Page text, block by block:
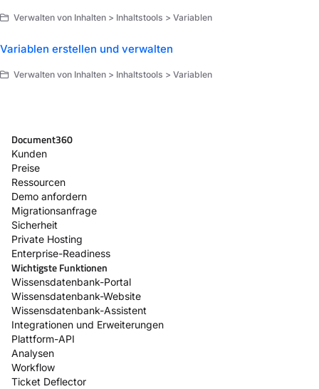
Verwalten von Inhalten > Inhaltstools > Variablen
Variablen erstellen und verwalten
Verwalten von Inhalten > Inhaltstools > Variablen
Document360
Kunden
Preise
Ressourcen
Demo anfordern
Migrationsanfrage
Sicherheit
Private Hosting
Enterprise-Readiness
Wichtigste Funktionen
Wissensdatenbank-Portal
Wissensdatenbank-Website
Wissensdatenbank-Assistent
Integrationen und Erweiterungen
Plattform-API
Analysen
Workflow
Ticket Deflector